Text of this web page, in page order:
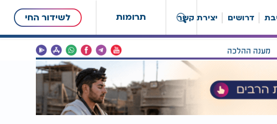
תרומות לשידור החי דרושים יצירת קשר
מענה ההלכה